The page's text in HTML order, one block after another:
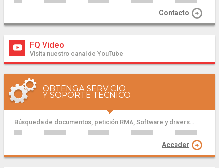
Contacto
FQ Video
Visita nuestro canal de YouTube
OBTENGA SERVICIO
Y SOPORTE TÉCNICO
Búsqueda de documentos, petición RMA, Software y drivers...
Acceder